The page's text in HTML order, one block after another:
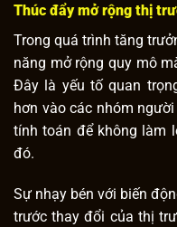
Thúc đẩy mở rộng thị
Trong quá trình tăng
năng mở rộng quy mô
Đây là yếu tố quan
hơn vào các nhóm
tính toán để không làm
đó.
Sự nhạy bén với biến
trước thay đổi của thị